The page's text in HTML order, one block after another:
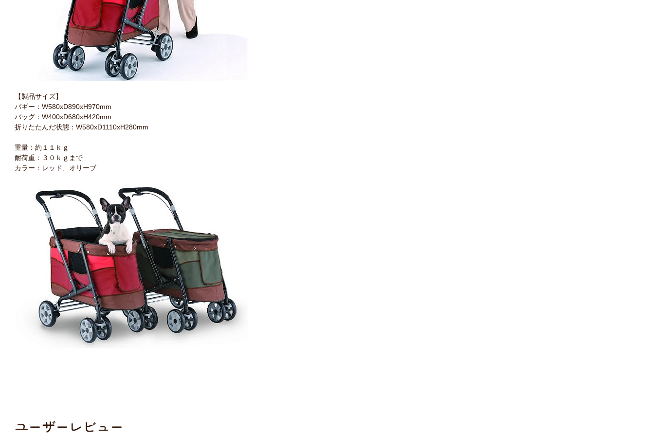
【製品サイズ】
バギー：W580xD890xH970mm
バッグ：W400xD680xH420mm
折りたたんだ状態：W580xD1110xH280mm
重量：約１１ｋｇ
耐荷重：３０ｋｇまで
カラー：レッド、オリーブ
ユーザーレビュー